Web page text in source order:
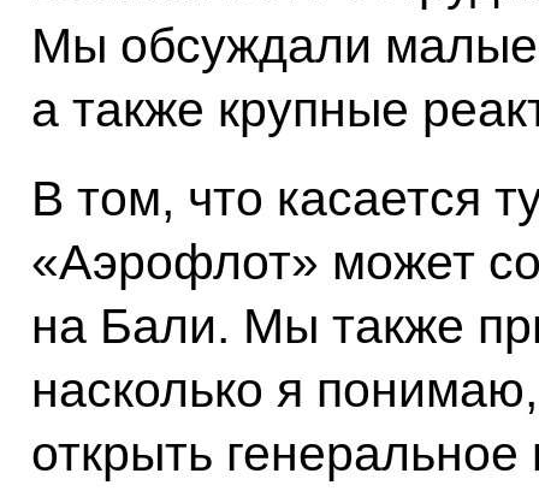
Мы обсуждали
а также крупные
В том, что касается
«Аэрофлот» может
на Бали. Мы также
насколько я
открыть